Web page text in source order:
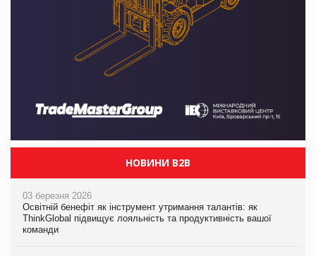
НОВИНИ B2B
03 березня 2026
Освітній бенефіт як інструмент утримання талантів: як
ThinkGlobal підвищує лояльність та продуктивність вашої
команди